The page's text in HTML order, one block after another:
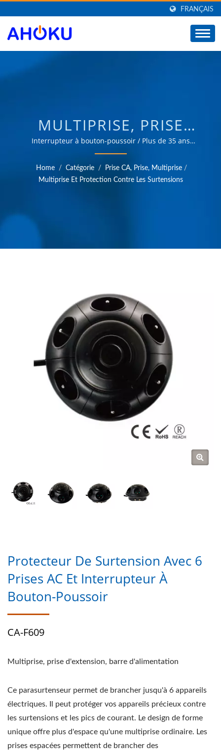
FRANÇAIS
MULTIPRISE, PRISE
D'EXTENSION, BARRE
D'ALIMENTATION /
FABRICANT
VOYAGE UNIVERSEL, DE
CONVERTISSEUR, DE
LES SURTENSIONS |
AHOKU ELECTRONIC
COMPANY
Interrupteur à bouton-poussoir / Plus de 35 ans
d'expérience fiable en OEM et ODM dans la fourniture
de produits répondant aux besoins des applications de
gestion de l'énergie dans divers domaines tels que
Home / Catégorie / Prise CA, Prise, Multiprise /
Multiprise Et Protection Contre Les Surtensions
Protecteur De Surtension Avec 6
Prises AC Et Interrupteur À
Bouton-Poussoir
CA-F609
Multiprise, prise d'extension, barre d'alimentation
Ce parasurtenseur permet de brancher jusqu'à 6 appareils
électriques. Il peut protéger vos appareils précieux contre
les surtensions et les pics de courant. Le design de forme
unique offre plus d'espace qu'une multiprise ordinaire. Les
prises espacées permettent de brancher des